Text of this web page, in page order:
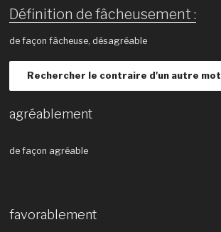
Définition de fâcheusement :
de façon fâcheuse, désagréable
Rechercher le contraire d'un autre mot
agréablement
de façon agréable
favorablement